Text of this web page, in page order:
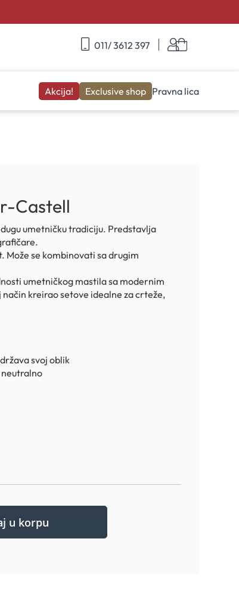
011/ 3612 397 Korpa
Akcija! Exclusive shop Pravna lica
Castell
umetničku tradiciju. Predstavlja
Može se kombinovati sa drugim
umetničkog mastila sa modernim
kreirao setove idealne za crteže,
svoj oblik
neutralno
u korpu